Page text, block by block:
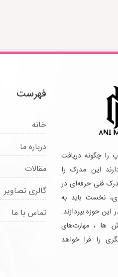
را چگونه دریافت
این مدرک را
فنی حرفه‌ای در
نخست باید به
حوزه بپردازند.
ها ، مهارت‌های
را فرا خواهد
فهرست
خانه
درباره ما
مقالات
گالری تصاویر
تماس با ما